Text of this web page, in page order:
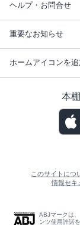
ヘルプ・お問合せ
重要なお知らせ
ホームアイコンを追
本
このサイトにつ
情報セキ
ABJマークは
ンツ使用許諾